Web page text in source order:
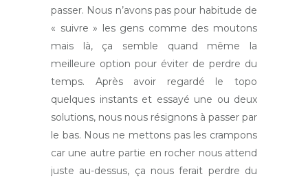
passer. Nous n’avons pas pour habitude de
« suivre » les gens comme des moutons
mais là, ça semble quand même la
meilleure option pour éviter de perdre du
temps. Après avoir regardé le topo
quelques instants et essayé une ou deux
solutions, nous nous résignons à passer par
le bas. Nous ne mettons pas les crampons
car une autre partie en rocher nous attend
juste au-dessus, ça nous ferait perdre du